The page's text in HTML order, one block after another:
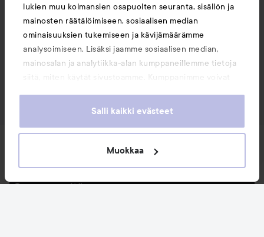
lukien muu kolmansien osapuolten seuranta, sisällön ja
mainosten räätälöimiseen, sosiaalisen median
ominaisuuksien tukemiseen ja kävijämäärämme
analysoimiseen. Lisäksi jaamme sosiaalisen median,
mainosalan ja analytiikka-alan kumppaneillemme tietoja
heille tai joita on kerätty, kun olet käyttänyt heidän
evästeiden käytön.
Salli kaikki evästeet
Muokkaa
Uutuudet ja tarjoukset
Seuraa meitä